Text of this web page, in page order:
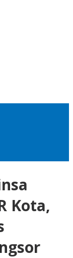
Kota,